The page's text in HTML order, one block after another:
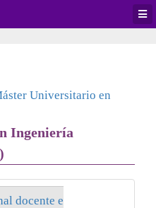
Universitario en
Ingeniería
docente e